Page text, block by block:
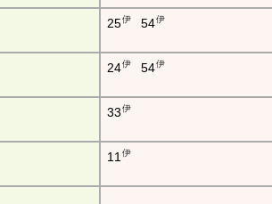
25伊 54伊
24伊 54伊
33伊
11伊